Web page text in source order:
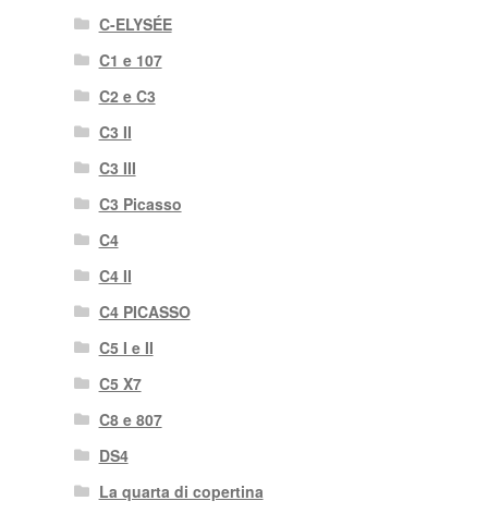
C-ELYSÉE
C1 e 107
C2 e C3
C3 II
C3 III
C3 Picasso
C4
C4 II
C4 PICASSO
C5 I e II
C5 X7
C8 e 807
DS4
La quarta di copertina